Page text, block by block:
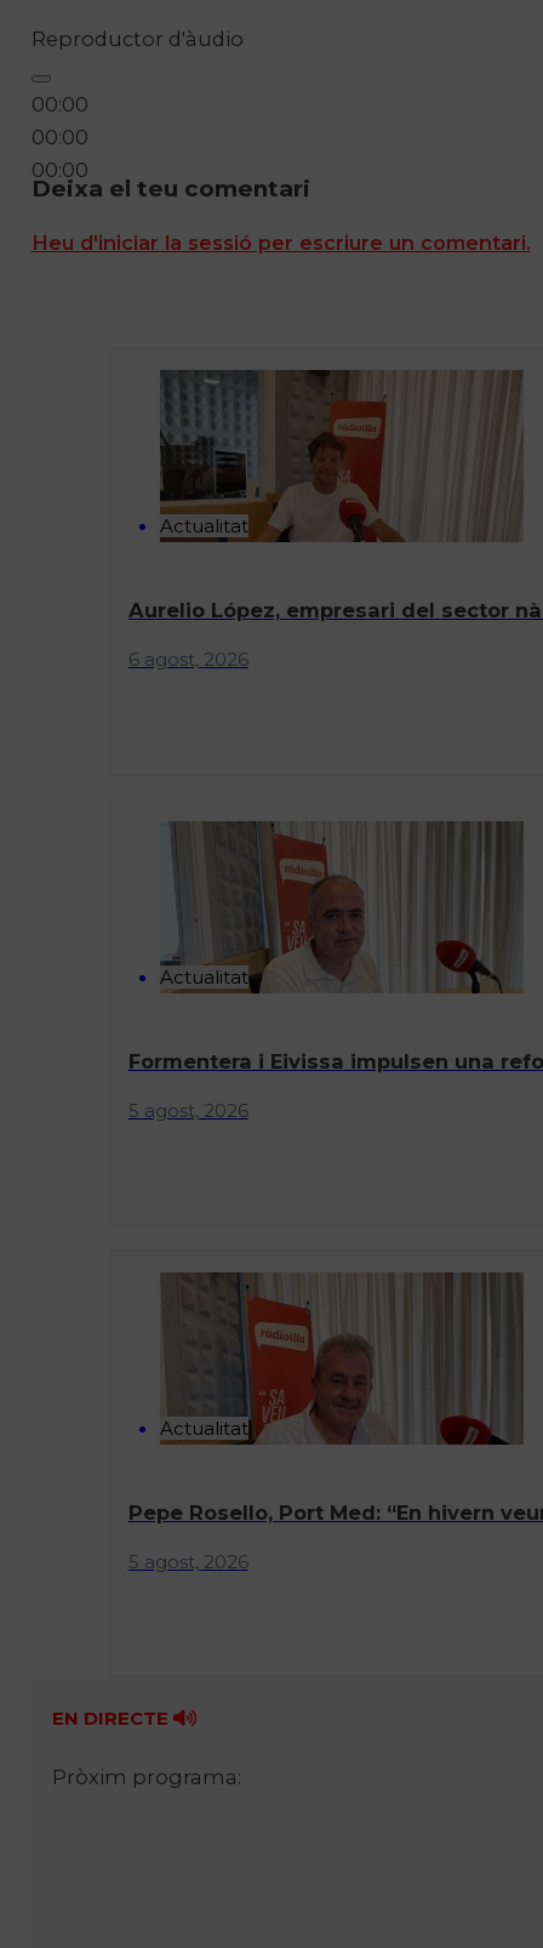
Reproductor d'àudio
00:00
00:00
00:00
Deixa el teu comentari
Heu d'iniciar la sessió per escriure un comentari.
Actualitat
Aurelio López, empresari del sector
6 agost, 2026
Actualitat
Formentera i Eivissa impulsen una
5 agost, 2026
Actualitat
Pepe Rosello, Port Med: “En hivern
5 agost, 2026
EN DIRECTE
Pròxim programa: